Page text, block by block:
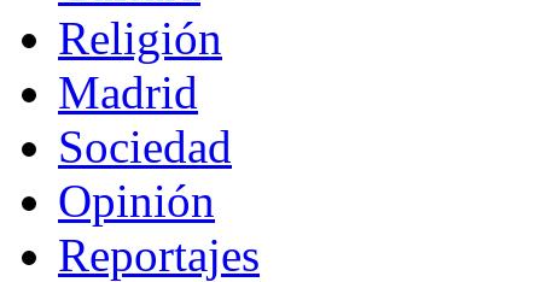
Religión
Madrid
Sociedad
Opinión
Reportajes